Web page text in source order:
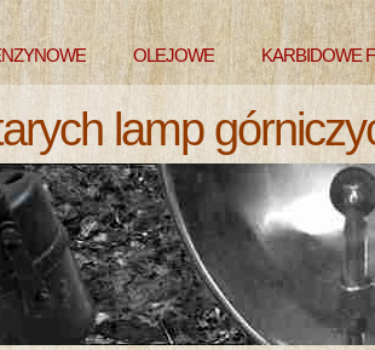
OLEJOWE KARBIDOWE
lamp